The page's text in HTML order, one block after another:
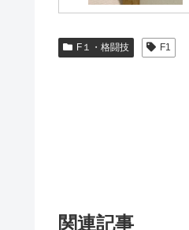
F１・格闘技 F1
関連記事